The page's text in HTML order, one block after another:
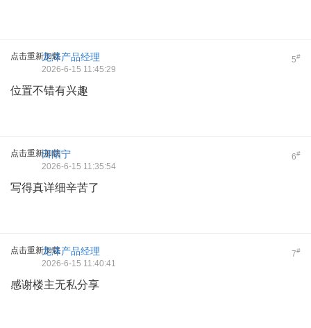
点击重新加载 5#
龙泽产品经理
2026-6-15 11:45:29
位置不错有兴趣
点击重新加载 6#
田阳宁
2026-6-15 11:35:54
写得真详细辛苦了
点击重新加载 7#
龙泽产品经理
2026-6-15 11:40:41
感谢楼主无私分享